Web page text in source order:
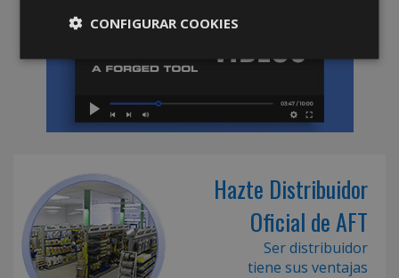
Hazte Distribuidor
Oficial de AFT
Ser distribuidor
tiene sus ventajas
CONFIGURAR COOKIES